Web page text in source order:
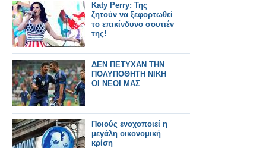
Katy Perry: Της
ζητούν να ξεφορτωθεί
το επικίνδυνο σουτιέν
της!
ΔΕΝ ΠΕΤΥΧΑΝ ΤΗΝ
ΠΟΛΥΠΟΘΗΤΗ ΝΙΚΗ
ΟΙ ΝΕΟΙ ΜΑΣ
Ποιούς ενοχοποιεί η
μεγάλη οικονομική
κρίση